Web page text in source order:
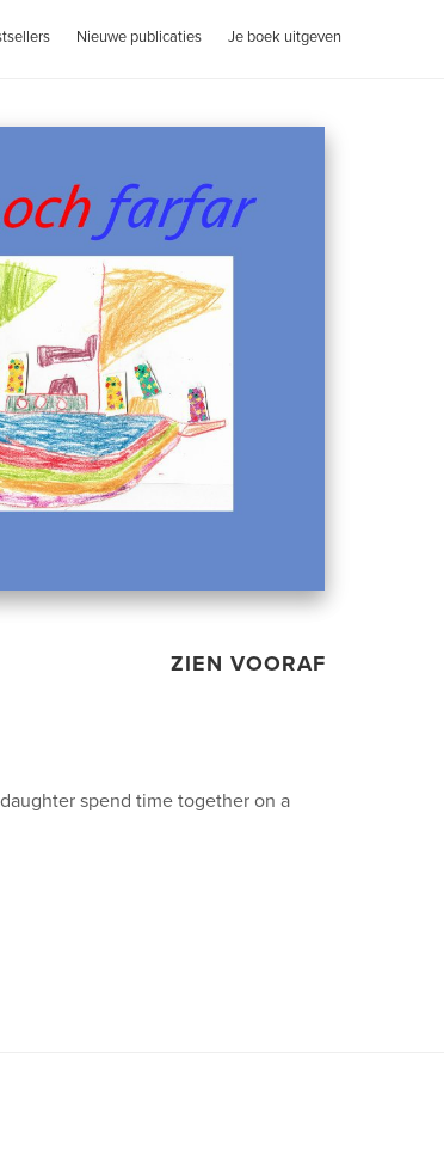
Nieuwe publicaties Je boek uitgeven
ZIEN VOORAF
spend time together on a